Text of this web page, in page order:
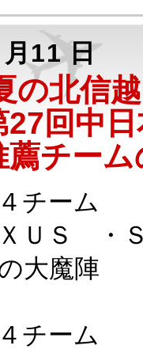
11 日
の北信
27回中
薦チー
チーム
ＸＵＳ ・
大魔陣
チーム